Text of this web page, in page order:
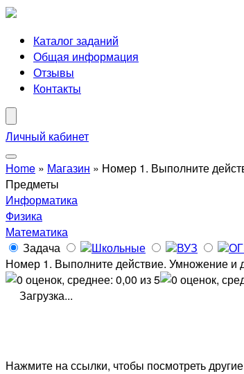
Каталог заданий
Общая информация
Отзывы
Контакты
Личный кабинет
Home » Магазин » Номер 1. Выполните
Предметы
Информатика
Физика
Математика
Задача
Школьные ВУЗ
Номер 1. Выполните действие. Умножение и
Загрузка...
Нажмите на ссылки, чтобы посмотреть